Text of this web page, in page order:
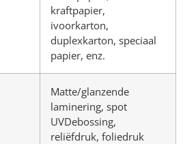
kraftpapier,
ivoorkarton,
duplexkarton, speciaal
papier, enz.
Matte/glanzende
laminering, spot
UVDebossing,
reliëfdruk, foliedruk